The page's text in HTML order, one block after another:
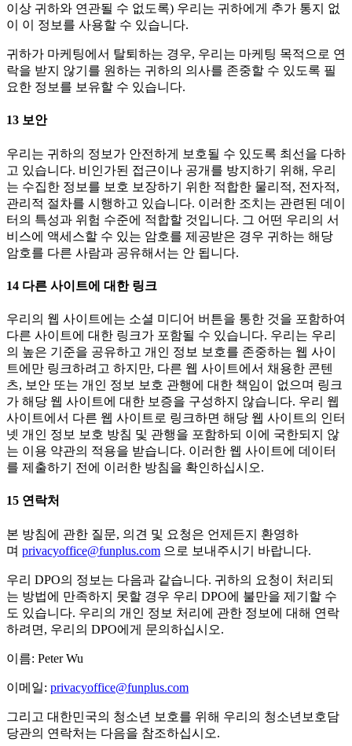
이상 귀하와 연관될 수 없도록) 우리는 귀하에게 추가 통지 없
이 이 정보를 사용할 수 있습니다.
귀하가 마케팅에서 탈퇴하는 경우, 우리는 마케팅 목적으로 연
락을 받지 않기를 원하는 귀하의 의사를 존중할 수 있도록 필
요한 정보를 보유할 수 있습니다.
13 보안
우리는 귀하의 정보가 안전하게 보호될 수 있도록 최선을 다하
고 있습니다. 비인가된 접근이나 공개를 방지하기 위해, 우리
는 수집한 정보를 보호 보장하기 위한 적합한 물리적, 전자적,
관리적 절차를 시행하고 있습니다. 이러한 조치는 관련된 데이
터의 특성과 위험 수준에 적합할 것입니다. 그 어떤 우리의 서
비스에 액세스할 수 있는 암호를 제공받은 경우 귀하는 해당
암호를 다른 사람과 공유해서는 안 됩니다.
14 다른 사이트에 대한 링크
우리의 웹 사이트에는 소셜 미디어 버튼을 통한 것을 포함하여
다른 사이트에 대한 링크가 포함될 수 있습니다. 우리는 우리
의 높은 기준을 공유하고 개인 정보 보호를 존중하는 웹 사이
트에만 링크하려고 하지만, 다른 웹 사이트에서 채용한 콘텐
츠, 보안 또는 개인 정보 보호 관행에 대한 책임이 없으며 링크
가 해당 웹 사이트에 대한 보증을 구성하지 않습니다. 우리 웹
사이트에서 다른 웹 사이트로 링크하면 해당 웹 사이트의 인터
넷 개인 정보 보호 방침 및 관행을 포함하되 이에 국한되지 않
는 이용 약관의 적용을 받습니다. 이러한 웹 사이트에 데이터
를 제출하기 전에 이러한 방침을 확인하십시오.
15 연락처
본 방침에 관한 질문, 의견 및 요청은 언제든지 환영하
며 privacyoffice@funplus.com 으로 보내주시기 바랍니다.
우리 DPO의 정보는 다음과 같습니다. 귀하의 요청이 처리되
는 방법에 만족하지 못할 경우 우리 DPO에 불만을 제기할 수
도 있습니다. 우리의 개인 정보 처리에 관한 정보에 대해 연락
하려면, 우리의 DPO에게 문의하십시오.
이름: Peter Wu
이메일: privacyoffice@funplus.com
그리고 대한민국의 청소년 보호를 위해 우리의 청소년보호담
당관의 연락처는 다음을 참조하십시오.